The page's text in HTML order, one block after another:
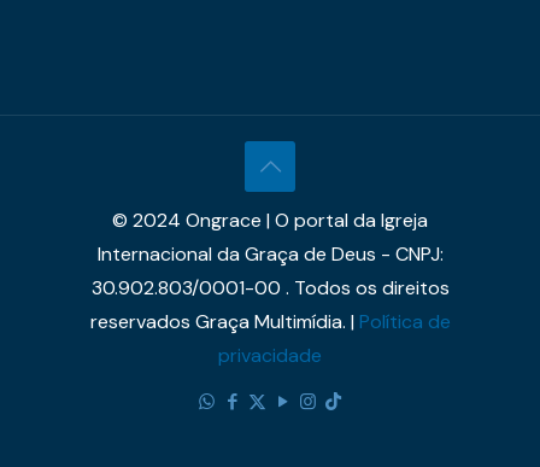
© 2024 Ongrace | O portal da Igreja
Internacional da Graça de Deus - CNPJ:
30.902.803/0001-00 . Todos os direitos
reservados Graça Multimídia. |Política de
privacidade